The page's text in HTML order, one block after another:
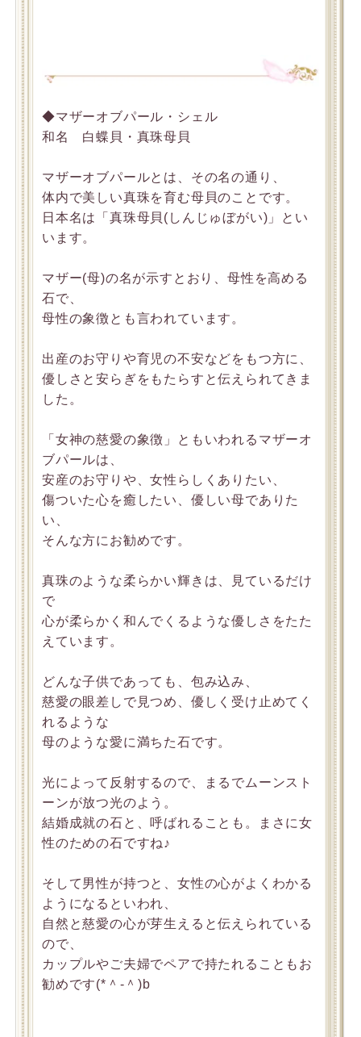
◆マザーオブパール・シェル
和名 白蝶貝・真珠母貝
マザーオブパールとは、その名の通り、
体内で美しい真珠を育む母貝のことです。
日本名は「真珠母貝(しんじゅぼがい)」とい
います。
マザー(母)の名が示すとおり、母性を高める
石で、
母性の象徴とも言われています。
出産のお守りや育児の不安などをもつ方に、
優しさと安らぎをもたらすと伝えられてきま
した。
「女神の慈愛の象徴」ともいわれるマザーオ
ブパールは、
安産のお守りや、女性らしくありたい、
傷ついた心を癒したい、優しい母でありた
い、
そんな方にお勧めです。
真珠のような柔らかい輝きは、見ているだけ
で
心が柔らかく和んでくるような優しさをたた
えています。
どんな子供であっても、包み込み、
慈愛の眼差しで見つめ、優しく受け止めてく
れるような
母のような愛に満ちた石です。
光によって反射するので、まるでムーンスト
ーンが放つ光のよう。
結婚成就の石と、呼ばれることも。まさに女
性のための石ですね♪
そして男性が持つと、女性の心がよくわかる
ようになるといわれ、
自然と慈愛の心が芽生えると伝えられている
ので、
カップルやご夫婦でペアで持たれることもお
勧めです(*＾-＾)b